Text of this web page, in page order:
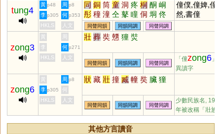
tung4
黃 p48 周 p8 同 銅 筒 童 洞 疼 桐 酮 峒
彤 穜 潼 仝 鼕 瞳 侗 垌 佟
橦 曈 艟 朣 鉖 痋 詷 絧 粡
餇 哃 浵 膧 鮦 罿 犝 氃 獞
赨 衕 茼 筩 烔
僮僕,僮婢,僮
然,書僮
李 p305 何 p353
HKLS 人文 同聲同韻 同韻同調 同聲同調
zong3
黃 周 壯 葬 奘 戇 獞 焋
李 何 p271
HKLS 人文
同聲同韻 同韻同調 同聲同調
「僮zong6 」
異讀字
zong6
黃 周 p8 狀 藏 壯 撞 臧 幢 奘 臟 獞
李 p305
何
HKLS
人文
同聲同韻 同韻同調 同聲同調
少數民族名,
年被改稱「壯族
其他方言讀音